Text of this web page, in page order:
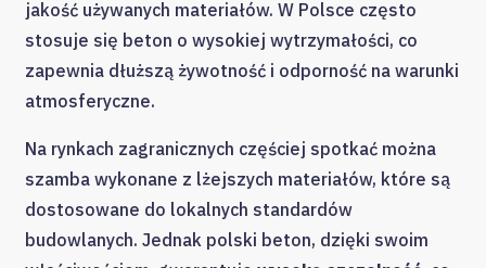
jakość używanych materiałów. W Polsce często
stosuje się beton o wysokiej wytrzymałości, co
zapewnia dłuższą żywotność i odporność na warunki
atmosferyczne.
Na rynkach zagranicznych częściej spotkać można
szamba wykonane z lżejszych materiałów, które są
dostosowane do lokalnych standardów
budowlanych. Jednak polski beton, dzięki swoim